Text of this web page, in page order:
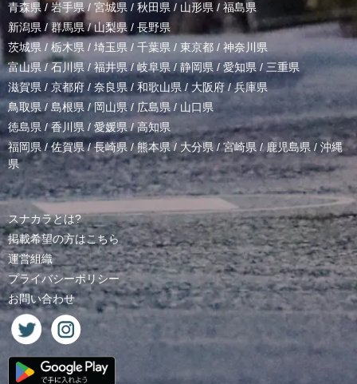
青森県 / 岩手県/ 宮城県 / 秋田県 / 山形県/ 福島県
新潟県 /群馬県/山梨県 / 長野県
茨城県 / 栃木県 / 埼玉県 / 千葉県 / 東京都 / 神奈川県
富山県 /石川県/福井県/岐阜県 / 静岡県 / 愛知県 / 三重県
滋賀県 / 京都府 / 奈良県 / 和歌山県/ 大阪府 /兵庫県
鳥取県/ 島根県 /岡山県/ 広島県 / 山口県
徳島県 /香川県 / 愛媛県/高知県
福岡県/佐賀県/長崎県 /熊本県/ 大分県/宮崎県 /鹿児島県 / 沖縄
県
スナカラとは?
掲載希望の方はこちら
運営組織
プライバシーポリシー
お問い合わせ